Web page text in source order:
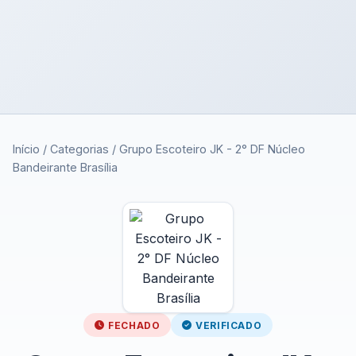
Início / Categorias / Grupo Escoteiro JK - 2° DF Núcleo
Bandeirante Brasília
FECHADO VERIFICADO